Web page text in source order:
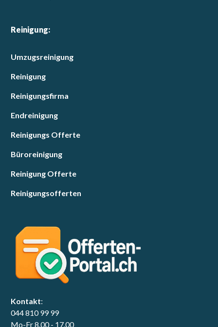
Reinigung:
Umzugsreinigung
Reinigung
Reinigungsfirma
Endreinigung
Reinigungs Offerte
Büroreinigung
Reinigung Offerte
Reinigungsofferten
Kontakt:
044 810 99 99
Mo-Fr 8.00 - 17.00